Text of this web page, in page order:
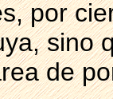
por
sino
de